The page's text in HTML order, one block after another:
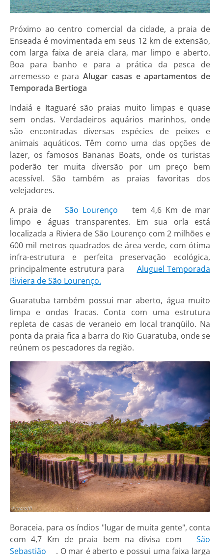
Próximo ao centro comercial da cidade, a praia de
Enseada é movimentada em seus 12 km de extensão,
com larga faixa de areia clara, mar limpo e aberto.
Boa para banho e para a prática da pesca de
arremesso e paraAlugar casas e apartamentos de
Temporada Bertioga
Indaiá e Itaguaré são praias muito limpas e quase
sem ondas. Verdadeiros aquários marinhos, onde
são encontradas diversas espécies de peixes e
animais aquáticos. Têm como uma das opções de
lazer, os famosos Bananas Boats, onde os turistas
poderão ter muita diversão por um preço bem
acessível. São também as praias favoritas dos
velejadores.
A praia de
São Lourenço
tem 4,6 Km de mar
limpo e águas transparentes. Em sua orla está
localizada a Riviera de São Lourenço com 2 milhões e
600 mil metros quadrados de área verde, com ótima
infra-estrutura e perfeita preservação ecológica,
principalmente estrutura para
Aluguel Temporada
Riviera de São Lourenço.
Guaratuba também possui mar aberto, água muito
limpa e ondas fracas. Conta com uma estrutura
repleta de casas de veraneio em local tranqüilo. Na
ponta da praia fica a barra do Rio Guaratuba, onde se
reúnem os pescadores da região.
Boraceia, para os índios "lugar de muita gente", conta
com 4,7 Km de praia bem na divisa com
São
Sebastião
. O mar é aberto e possui uma faixa larga